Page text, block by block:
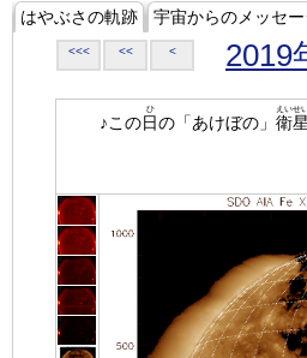
はやぶさの軌跡 宇宙からのメッセー
<<< << < 2019
♪この日
ひ
の「あけぼの」 衛星
えいせ